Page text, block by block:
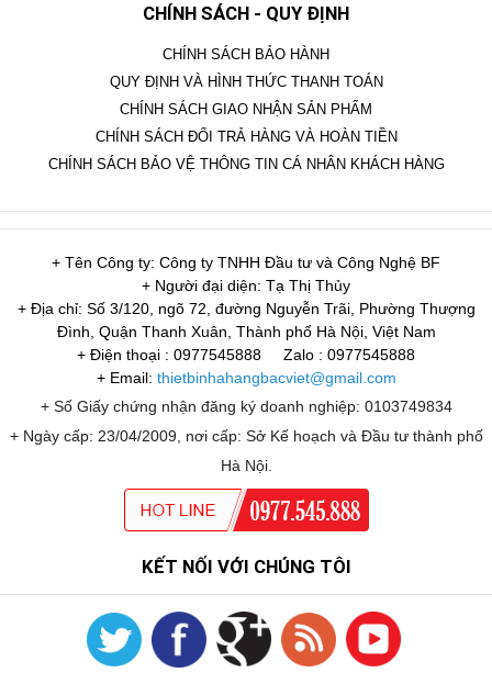
CHÍNH SÁCH - QUY ĐỊNH
CHÍNH SÁCH BẢO HÀNH
QUY ĐỊNH VÀ HÌNH THỨC THANH TOÁN
CHÍNH SÁCH GIAO NHẬN SẢN PHẨM
CHÍNH SÁCH ĐỔI TRẢ HÀNG VÀ HOÀN TIỀN
CHÍNH SÁCH BẢO VỆ THÔNG TIN CÁ NHÂN KHÁCH HÀNG
+ Tên Công ty: Công ty TNHH Đầu tư và Công Nghệ BF
+ Người đại diện: Tạ Thị Thủy
+ Địa chỉ: Số 3/120, ngõ 72, đường Nguyễn Trãi, Phường Thượng
Đình, Quận Thanh Xuân, Thành phố Hà Nội, Việt Nam
+ Điện thoại : 0977545888
Zalo : 0977545888
+ Email: thietbinhahangbacviet@gmail.com
+ Số Giấy chứng nhận đăng ký doanh nghiệp: 0103749834
+ Ngày cấp: 23/04/2009, nơi cấp: Sở Kế hoạch và Đầu tư thành phố
Hà Nội.
KẾT NỐI VỚI CHÚNG TÔI